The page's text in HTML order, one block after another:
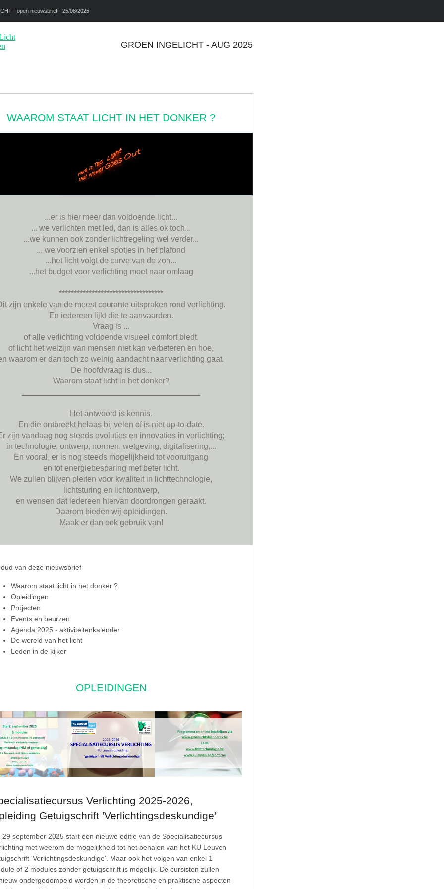
- open nieuwsbrief - 25/08/2025
GROEN INGELICHT - AUG 2025
WAAROM STAAT LICHT IN HET DONKER ?
...er is hier meer dan voldoende licht...
... we verlichten met led, dan is alles ok toch...
...we kunnen ook zonder lichtregeling wel verder...
... we voorzien enkel spotjes in het plafond
...het licht volgt de curve van de zon...
...het budget voor verlichting moet naar omlaag
***********************************
zijn enkele van de meest courante uitspraken rond verlichting.
En iedereen lijkt die te aanvaarden.
Vraag is ...
of alle verlichting voldoende visueel comfort biedt,
of licht het welzijn van mensen niet kan verbeteren en hoe,
waarom er dan toch zo weinig aandacht naar verlichting gaat.
De hoofdvraag is dus...
Waarom staat licht in het donker?
Het antwoord is kennis.
En die ontbreekt helaas bij velen of is niet up-to-date.
zijn vandaag nog steeds evoluties en innovaties in verlichting;
in technologie, ontwerp, normen, wetgeving, digitalisering,...
En vooral, er is nog steeds mogelijkheid tot vooruitgang
en tot energiebesparing met beter licht.
We zullen blijven pleiten voor kwaliteit in lichttechnologie,
lichtsturing en lichtontwerp,
en wensen dat iedereen hiervan doordrongen geraakt.
Daarom bieden wij opleidingen.
Maak er dan ook gebruik van!
van deze nieuwsbrief
Waarom staat licht in het donker ?
Opleidingen
Projecten
Events en beurzen
Agenda 2025 - aktiviteitenkalender
De wereld van het licht
Leden in de kijker
OPLEIDINGEN
Verlichting 2025-2026,
Getuigschrift 'Verlichtingsdeskundige'
29 september 2025 start een nieuwe editie van de Specialisatiecursus
met weerom de mogelijkheid tot het behalen van het KU Leuven
'Verlichtingsdeskundige'. Maar ook het volgen van enkel 1
of 2 modules zonder getuigschrift is mogelijk. De cursisten zullen
ondergedompeld worden in de theoretische en praktische aspecten